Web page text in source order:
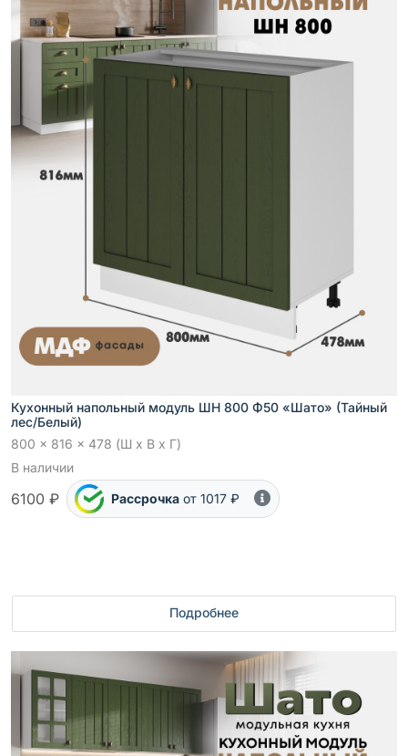
Кухонный напольный модуль ШН 800 Ф50 «Шато» (Тайный
лес/Белый)
800 x 816 x 478 (Ш x В x Г)
В наличии
6100 ₽ Рассрочка от 1017 ₽
Подробнее